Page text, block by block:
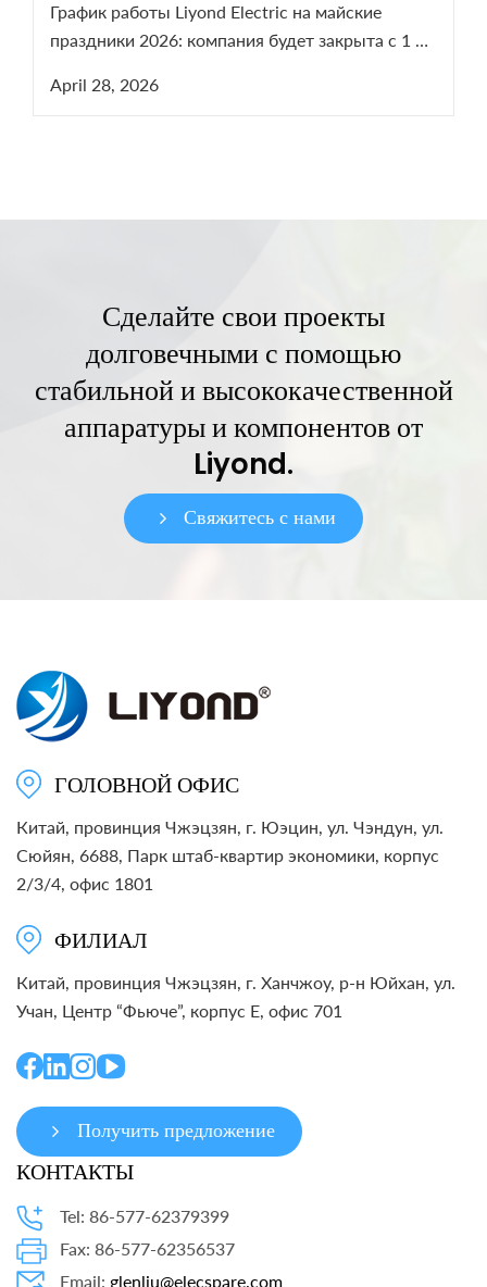
График работы Liyond Electric на майские
праздники 2026: компания будет закрыта с 1 по
праздников наши менеджеры остаются на
April 28, 2026
Сделайте свои проекты
долговечными с помощью
стабильной и высококачественной
аппаратуры и компонентов от
Liyond.
Свяжитесь с нами
ГОЛОВНОЙ ОФИС
Китай, провинция Чжэцзян, г. Юэцин, ул. Чэндун, ул.
Сюйян, 6688, Парк штаб-квартир экономики, корпус
2/3/4, офис 1801
ФИЛИАЛ
Китай, провинция Чжэцзян, г. Ханчжоу, р-н Юйхан, ул.
Учан, Центр “Фьюче”, корпус E, офис 701
Получить предложение
КОНТАКТЫ
Tel: 86-577-62379399
Fax: 86-577-62356537
Email: glenliu@elecspare.com